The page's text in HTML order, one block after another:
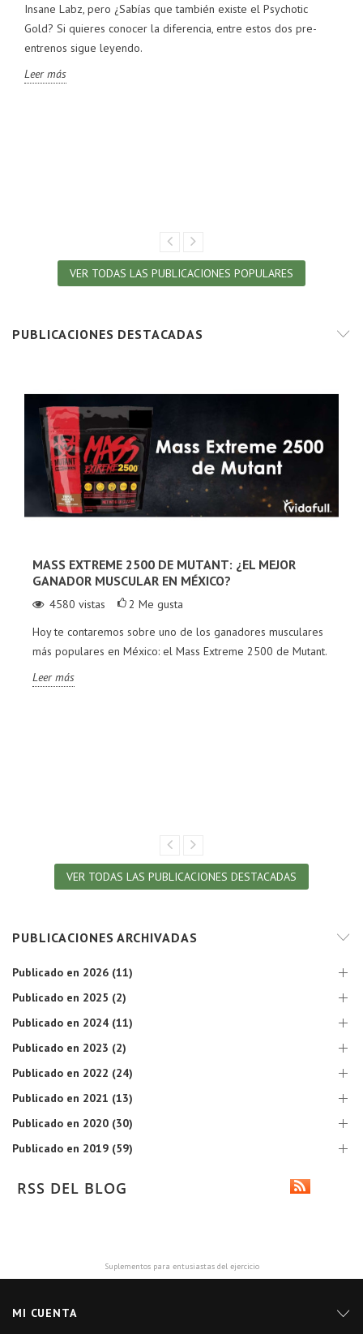
Insane Labz, pero ¿Sabías que también existe el Psychotic
Gold? Si quieres conocer la diferencia, entre estos dos pre-
entrenos sigue leyendo.
Leer más
VER TODAS LAS PUBLICACIONES POPULARES
PUBLICACIONES DESTACADAS
MASS EXTREME 2500 DE MUTANT: ¿EL MEJOR
GANADOR MUSCULAR EN MÉXICO?
4580 vistas 2 Me gusta
Hoy te contaremos sobre uno de los ganadores musculares
más populares en México: el Mass Extreme 2500 de Mutant.
Leer más
VER TODAS LAS PUBLICACIONES DESTACADAS
PUBLICACIONES ARCHIVADAS
Publicado en 2026 (11)
Publicado en 2025 (2)
Publicado en 2024 (11)
Publicado en 2023 (2)
Publicado en 2022 (24)
Publicado en 2021 (13)
Publicado en 2020 (30)
Publicado en 2019 (59)
RSS DEL BLOG
Suplementos para entusiastas del ejercicio
MI CUENTA